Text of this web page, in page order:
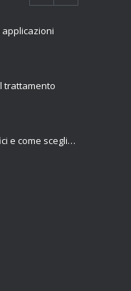
trattamento
Botox o filler: differenze, benefici e come scegliere il trattamento più adatto